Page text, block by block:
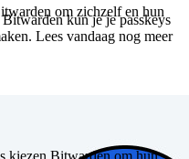
om zichzelf en hun
kun je je passkeys
Lees vandaag nog meer